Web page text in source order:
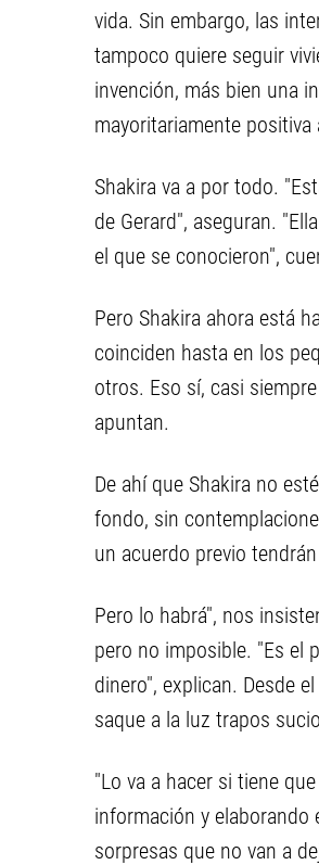
vida. Sin embargo, las
tampoco quiere seguir
invención, más bien una
mayoritariamente
Shakira va a por todo.
de Gerard", aseguran.
el que se conocieron",
Pero Shakira ahora está
coinciden hasta en los
otros. Eso sí, casi
apuntan.
De ahí que Shakira no
fondo, sin
un acuerdo previo
Pero lo habrá", nos
pero no imposible. "Es el
dinero", explican. Desde
saque a la luz trapos
"Lo va a hacer si tiene
información y elaborando
sorpresas que no van a